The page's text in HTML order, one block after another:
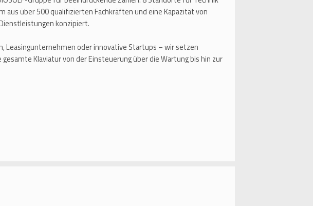
aus über 500 qualifizierten Fachkräften und eine Kapazität von
konzipiert.
oder innovative Startups – wir setzen
Klaviatur von der Einsteuerung über die Wartung bis hin zur